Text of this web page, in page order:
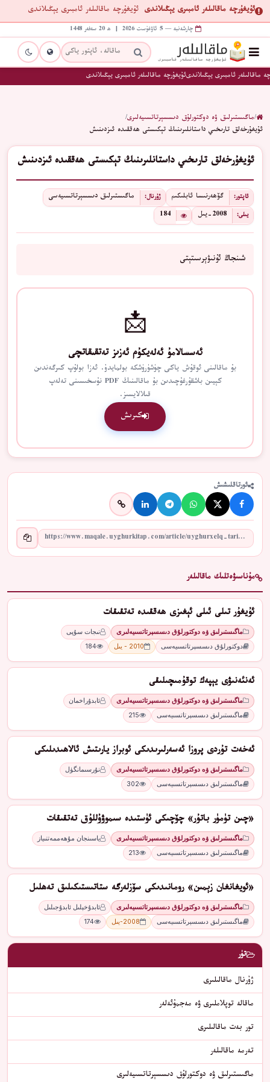
ئۇيغۇرچە ماقالىلەر ئامبىرى يېڭىلاندى ئۇيغۇرچە ماقالىلەر ئامبىرى يېڭىلاندى
چارشەنبە — 5 ئاۋغۇست 2026 | ھ 20 سەفەر 1448
ماقالىلەر ئامبىرى يېڭىلاندىئۇيغۇرچە ماقالىلەر ئامبىرى يېڭىلاندى
/ماگىستىرلىق ۋە دوكتورلۇق دىسسېرتاتسىيەلىرى/
ئۇيغۇرخەلق تارىخىي داستانلىرىنىڭ تېكىستى ھەققىدە ئىزدىنىش
ئۇيغۇرخەلق تارىخىي داستانلىرىنىڭ تېكىستى ھەققىدە ئىزدىنىش
ئاپتور: گۆھەرنىسا ئابلىكىم ژۇرنال: ماگىستىرلىق دىسسېرتاتسىيەسى
يىلى: 2008-يىل 184
شىنجاڭ ئۇنىۋېرسىتېتى
📩
ئەسسالامۇ ئەلەيكۇم ئەزىز تەتقىقاتچى
بۇ ماقالىنى ئوقۇش ياكى چۈشۈرۈشكە بولمايدۇ. ئەزا بولۇپ كىرگەندىن
كېيىن باشقۇرغۇچىدىن بۇ ماقالىنىڭ PDF نۇسخىسىنى تەلەپ
قىلالايسىز.
كىرىش
ئورتاقلىشىش
مۇناسىۋەتلىك ماقالىلەر
ئۇيغۇر تىلى ئىلى ئېغىزى ھەققىدە تەتقىقات
ماگىستىرلىق ۋە دوكتورلۇق دىسسېرتاتسىيەلىرى
نىجات سۇپى
دوكتورلۇق دىسسېرتاتسىيەسى
2010 - يىل 184
ئەنئەنىۋى يېپەك توقۇمىچىلىقى
ماگىستىرلىق ۋە دوكتورلۇق دىسسېرتاتسىيەلىرى
ئابدۇراخمان
ماگىستىرلىق دىسسېرتاتسىيەسى
215
ئەخەت تۇردى پروزا ئەسەرلىرىدىكى ئوبراز يارىتىش ئالاھىدىلىكى
ماگىستىرلىق ۋە دوكتورلۇق دىسسېرتاتسىيەلىرى
نۇرسىمانگۈل
ماگىستىرلىق دىسسېرتاتسىيەسى
302
«چىن تۈمۈر باتۇر» چۆچىكى ئۈستىدە سىموۋۇللۇق تەتقىقات
ماگىستىرلىق ۋە دوكتورلۇق دىسسېرتاتسىيەلىرى
ياسىنجان مۇھەممەتنىياز
ماگىستىرلىق دىسسېرتاتسىيەسى
213
«ئويغانغان زېمىن» رومانىدىكى سۆزلەرگە ستاتىستىكىلىق تەھلىل
ماگىستىرلىق ۋە دوكتورلۇق دىسسېرتاتسىيەلىرى
ئابدۇخېلىل ئابدۇجىلىل
ماگىستىرلىق دىسسېرتاتسىيەسى
2008-يىل 174
تۈر
ژۇرنال ماقالىلىرى
ماقالە توپلاملىرى ۋە مەجمۇئەلەر
تور بەت ماقالىلىرى
تەرمە ماقالىلەر
ماگىستىرلىق ۋە دوكتورلۇق دىسسېرتاتسىيەلىرى